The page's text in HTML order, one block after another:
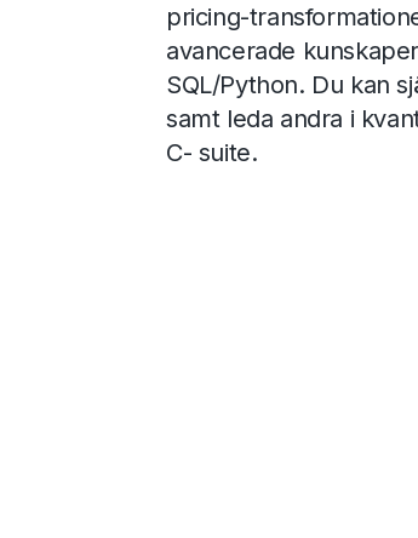
pricing-
avancerade
SQL/Python. Du kan
samt leda andra i
C- suite.